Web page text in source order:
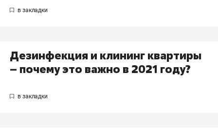
Дезинфекция и клининг квартиры
– почему это важно в 2021 году?